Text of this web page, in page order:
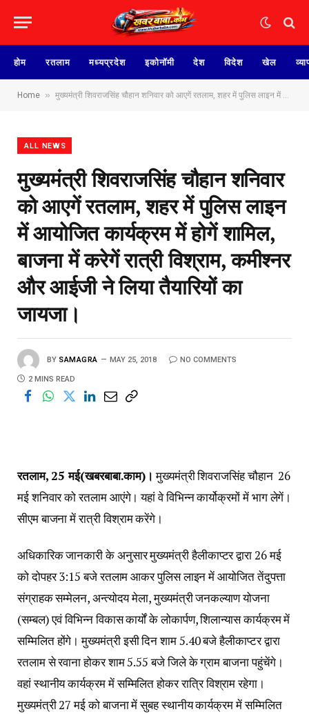
होम रतलाम मध्यप्रदेश इकोनॉमी देश विदेश खेल
Home » मुख्यमंत्री शिवराजसिंह चौहान शनिवार को आएगें रतलाम, शहर में पुलिस लाइन में आयोजित कार्यक्रम में होगें शामिल, बाजना में करेगें रात्री विश्राम, कमीश्नर और आईजी ने लिया तैयारियों का जायजा।
ALL NEWS
मुख्यमंत्री शिवराजसिंह चौहान शनिवार
को आएगें रतलाम, शहर में पुलिस लाइन
में आयोजित कार्यक्रम में होगें शामिल,
बाजना में करेगें रात्री विश्राम, कमीश्नर
और आईजी ने लिया तैयारियों का
जायजा।
BY SAMAGRA MAY 25, 2018 NO COMMENTS
2 MINS READ
रतलाम, 25 मई(खबरबाबा.काम)। मुख्यमंत्री शिवराजसिंह चौहान 26
मई शनिवार को रतलाम आएंगे। यहां वे विभिन्न कार्योक्रमों में भाग लेगें।
सीएम बाजना में रात्री विश्राम करेंगे।
अधिकारिक जानकारी के अनुसार मुख्यमंत्री हैलीकाप्टर द्वारा 26 मई
को दोपहर 3:15 बजे रतलाम आकर पुलिस लाइन में आयोजित तेंदुपत्ता
संग्राहक सम्मेलन, अन्त्योदय मेला, मुख्यमंत्री जनकल्याण योजना
(सम्बल) एवं विभिन्न विकास कार्यों के लोकार्पण, शिलान्यास कार्यक्रम में
सम्मिलित होंगे। मुख्यमंत्री इसी दिन शाम 5.40 बजे हैलीकाप्टर द्वारा
रतलाम से रवाना होकर शाम 5.55 बजे जिले के ग्राम बाजना पहुंचेंगे।
वहां स्थानीय कार्यक्रम में सम्मिलित होकर रात्रि विश्राम रहेगा।
मुख्यमंत्री 27 मई को बाजना में सुबह स्थानीय कार्यक्रम में सम्मिलित